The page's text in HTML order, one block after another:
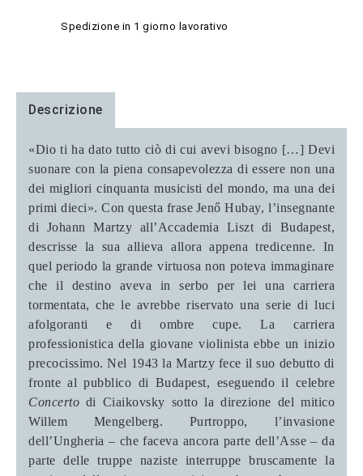
Spedizione in 1 giorno lavorativo
Descrizione
«Dio ti ha dato tutto ciò di cui avevi bisogno […] Devi
suonare con la piena consapevolezza di essere non una
dei migliori cinquanta musicisti del mondo, ma una dei
primi dieci». Con questa frase Jenő Hubay, l’insegnante
di Johann Martzy all’Accademia Liszt di Budapest,
descrisse la sua allieva allora appena tredicenne. In
quel periodo la grande virtuosa non poteva immaginare
che il destino aveva in serbo per lei una carriera
tormentata, che le avrebbe riservato una serie di luci
afolgoranti e di ombre cupe. La carriera
professionistica della giovane violinista ebbe un inizio
precocissimo. Nel 1943 la Martzy fece il suo debutto di
fronte al pubblico di Budapest, eseguendo il celebre
Concerto di Ciaikovsky sotto la direzione del mitico
Willem Mengelberg. Purtroppo, l’invasione
dell’Ungheria – che faceva ancora parte dell’Asse – da
parte delle truppe naziste interruppe bruscamente la